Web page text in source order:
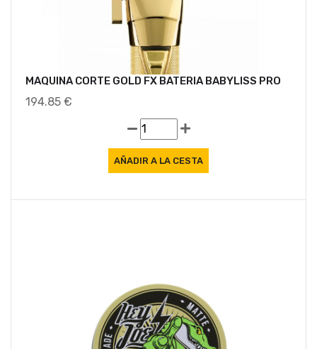
MAQUINA CORTE GOLD FX BATERIA BABYLISS PRO
194.85 €